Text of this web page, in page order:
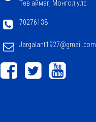
Төв аймаг, Монгол улс
70276138
Jargalant1927@gmail.com